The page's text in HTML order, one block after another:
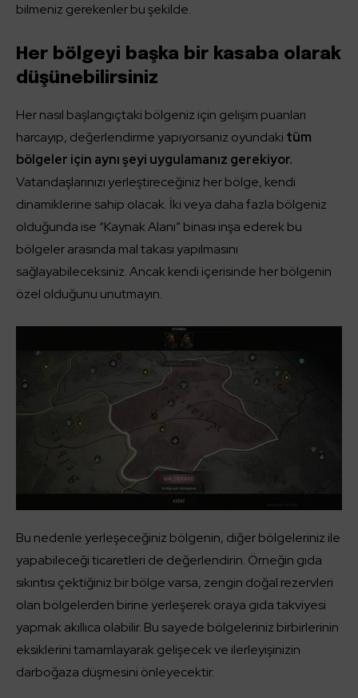
bilmeniz gerekenler bu şekilde.
Her bölgeyi başka bir kasaba olarak
düşünebilirsiniz
Her nasıl başlangıçtaki bölgeniz için gelişim puanları
harcayıp, değerlendirme yapıyorsanız oyundaki tüm
bölgeler için aynı şeyi uygulamanız gerekiyor.
Vatandaşlarınızı yerleştireceğiniz her bölge, kendi
dinamiklerine sahip olacak. İki veya daha fazla bölgeniz
olduğunda ise “Kaynak Alanı” binası inşa ederek bu
bölgeler arasında mal takası yapılmasını
sağlayabileceksiniz. Ancak kendi içerisinde her bölgenin
özel olduğunu unutmayın.
Bu nedenle yerleşeceğiniz bölgenin, diğer bölgeleriniz ile
yapabileceği ticaretleri de değerlendirin. Örneğin gıda
sıkıntısı çektiğiniz bir bölge varsa, zengin doğal rezervleri
olan bölgelerden birine yerleşerek oraya gıda takviyesi
yapmak akıllıca olabilir. Bu sayede bölgeleriniz birbirlerinin
eksiklerini tamamlayarak gelişecek ve ilerleyişinizin
darboğaza düşmesini önleyecektir.